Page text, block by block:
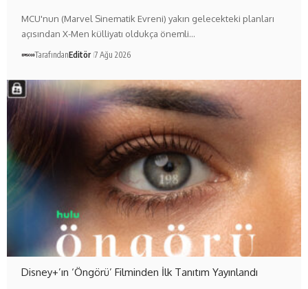
MCU'nun (Marvel Sinematik Evreni) yakın gelecekteki planları
açısından X-Men külliyatı oldukça önemli…
TarafındanEditör 7 Ağu 2026
Disney+’ın ‘Öngörü’ Filminden İlk Tanıtım Yayınlandı